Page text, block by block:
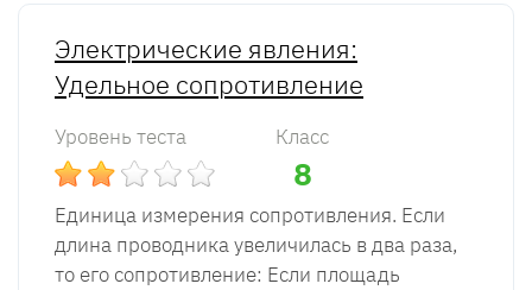
Электрические явления:
Удельное сопротивление
Уровень теста Класс
8
Единица измерения сопротивления. Если
длина проводника увеличилась в два раза,
то его сопротивление: Если площадь